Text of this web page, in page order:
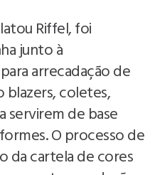
Riffel, foi
junto à
arrecadação de
blazers, coletes,
servirem de base
O processo de
da cartela de cores